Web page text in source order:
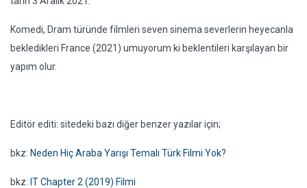
Komedi, Dram türünde filmleri seven sinema severlerin heyecanla
bekledikleri France (2021) umuyorum ki beklentileri karşılayan bir
yapım olur.
Editör editi: sitedeki bazı diğer benzer yazılar için;
bkz: Neden Hiç Araba Yarışı Temalı Türk Filmi Yok?
bkz: IT Chapter 2 (2019) Filmi